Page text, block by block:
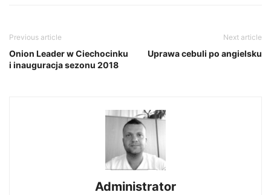
Previous article
Onion Leader w Ciechocinku
i inauguracja sezonu 2018
Next article
Uprawa cebuli po angielsku
Administrator